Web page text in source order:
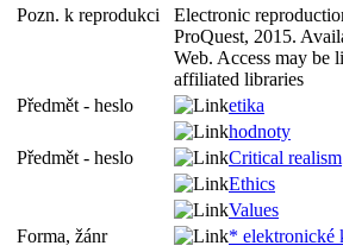
Pozn. k reprodukci
Electronic
ProQuest, 2015.
Web. Access may be
affiliated libraries
Předmět - heslo
etika
hodnoty
Předmět - heslo
Critical realism
Ethics
Values
Forma, žánr
* elektronické